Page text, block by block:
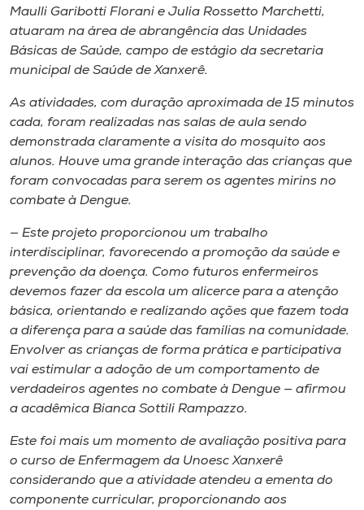
Maulli Garibotti Florani e Julia Rossetto Marchetti,
atuaram na área de abrangência das Unidades
Básicas de Saúde, campo de estágio da secretaria
municipal de Saúde de Xanxerê.
As atividades, com duração aproximada de 15 minutos
cada, foram realizadas nas salas de aula sendo
demonstrada claramente a visita do mosquito aos
alunos. Houve uma grande interação das crianças que
foram convocadas para serem os agentes mirins no
combate à Dengue.
— Este projeto proporcionou um trabalho
interdisciplinar, favorecendo a promoção da saúde e
prevenção da doença. Como futuros enfermeiros
devemos fazer da escola um alicerce para a atenção
básica, orientando e realizando ações que fazem toda
a diferença para a saúde das famílias na comunidade.
Envolver as crianças de forma prática e participativa
vai estimular a adoção de um comportamento de
verdadeiros agentes no combate à Dengue — afirmou
a acadêmica Bianca Sottili Rampazzo.
Este foi mais um momento de avaliação positiva para
o curso de Enfermagem da Unoesc Xanxerê
considerando que a atividade atendeu a ementa do
componente curricular, proporcionando aos